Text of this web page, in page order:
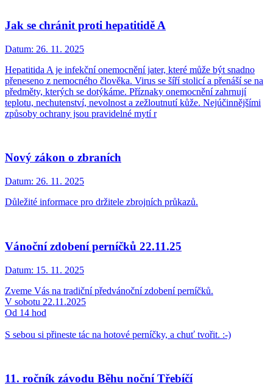
Jak se chránit proti hepatitidě A
Datum: 26. 11. 2025
Hepatitida A je infekční onemocnění jater, které může být snadno
přeneseno z nemocného člověka. Virus se šíří stolicí a přenáší se na
předměty, kterých se dotýkáme. Příznaky onemocnění zahrnují
teplotu, nechutenství, nevolnost a zežloutnutí kůže. Nejúčinnějšími
způsoby ochrany jsou pravidelné mytí r
Nový zákon o zbraních
Datum: 26. 11. 2025
Důležité informace pro držitele zbrojních průkazů.
Vánoční zdobení perníčků 22.11.25
Datum: 15. 11. 2025
Zveme Vás na tradiční předvánoční zdobení perníčků.
V sobotu 22.11.2025
Od 14 hod
S sebou si přineste tác na hotové perníčky, a chuť tvořit. :-)
11. ročník závodu Běhu noční Třebíčí